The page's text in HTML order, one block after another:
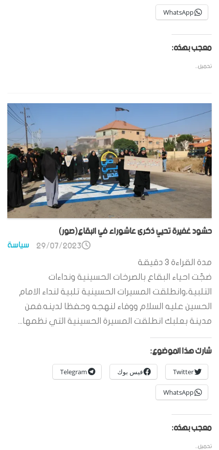
WhatsApp
معجب بهذه:
تحميل...
حشود غفيرة تحيي ذكرى عاشوراء في البقاع(صور)
سياسة 29/07/2023
مدة القراءة 3 دقيقة
ضجّت احياء البقاع بالصرخات الحسينية ونداءات
التلبية،وانطلقت المسيرات الحسينية تلبية لنداء الامام
الحسين عليه السلام ووفاء لنهجه وحفظا لدينه.فمن
مدينة بعلبك انطلقت المسيرة الحسينية التي نظمها...
شارك هذا الموضوع:
Twitter فيس بوك Telegram
WhatsApp
معجب بهذه:
تحميل...